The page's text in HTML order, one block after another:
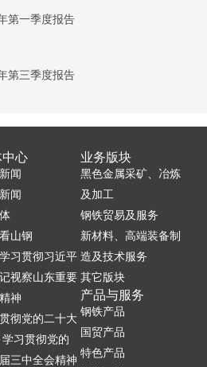
第一季度报告
第三季度报告
心
闻
闻
山钢
习贯彻习近平
视察山东重要
神
彻党的二十大
学习贯彻党的
三中全会精神
业务版块
黑色金属采矿、冶炼
及加工
钢铁贸易及服务
新材料、高端装备制
造及技术服务
其它版块
产品与服务
钢铁产品
国贸产品
特色产品